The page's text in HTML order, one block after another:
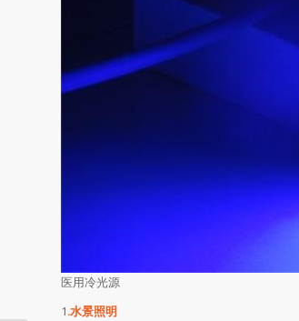
医用冷光源
1.水景照明